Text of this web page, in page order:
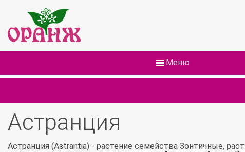
Меню
Астранция
Астранция (Astrantia) - растение семейства Зонтичные,